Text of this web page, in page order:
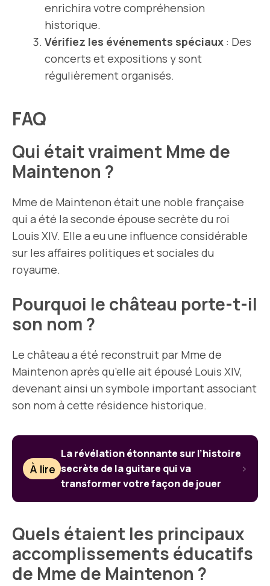
enrichira votre compréhension
historique.
Vérifiez les événements spéciaux : Des
concerts et expositions y sont
régulièrement organisés.
FAQ
Qui était vraiment Mme de
Maintenon ?
Mme de Maintenon était une noble française
qui a été la seconde épouse secrète du roi
Louis XIV. Elle a eu une influence considérable
sur les affaires politiques et sociales du
royaume.
Pourquoi le château porte-t-il
son nom ?
Le château a été reconstruit par Mme de
Maintenon après qu’elle ait épousé Louis XIV,
devenant ainsi un symbole important associant
son nom à cette résidence historique.
À lire
La révélation étonnante sur l’histoire
secrète de la guitare qui va
transformer votre façon de jouer
Quels étaient les principaux
accomplissements éducatifs
de Mme de Maintenon ?